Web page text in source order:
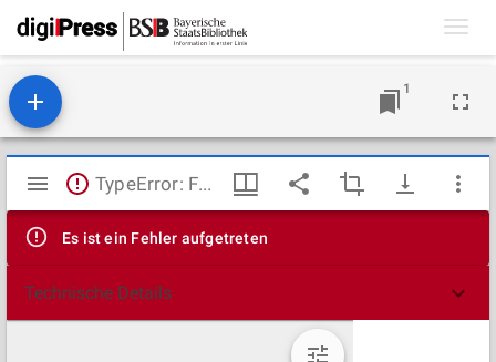
1
Mirador
Viewer
TypeError: Failed to fetch
Es ist ein Fehler aufgetreten
Technische Details